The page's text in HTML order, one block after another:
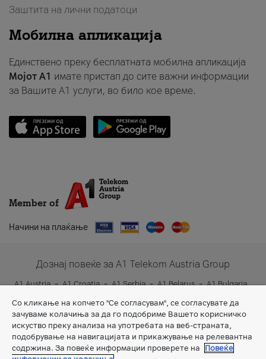
Заштита на лични податоци
Мобилна апликација
Единствено преку бесплатната мобилна апликација
Мојот A1 имате пристап до сите важни информации
за Вашите A1 услуги, во било кое време.
Member of
Начини на плаќање
Дознај повеќе за A1 Telekom Austria Group
A1 Austria A1 Croatia A1 Serbia A1 Belarus
A1 Bulgaria
Со кликање на копчето "Се согласувам", се согласувате да
зачуваме колачиња за да го подобриме Вашето корисничко
искуство преку анализа на употребата на веб-страната,
подобрување на навигацијата и прикажување на релевантна
содржина. За повеќе информации проверете на
Повеќе